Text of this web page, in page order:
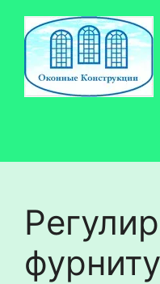
содержимому